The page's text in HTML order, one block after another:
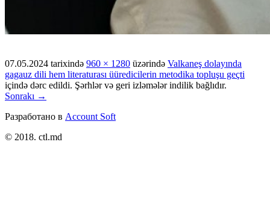
07.05.2024 tarixində 960 × 1280 üzərində Valkaneş dolayında
gagauz dili hem literaturası üüredicilerin metodika topluşu geçti
içində dərc edildi. Şərhlər və geri izləmələr indilik bağlıdır.
Sonrakı →
Разработано в Account Soft
© 2018. ctl.md